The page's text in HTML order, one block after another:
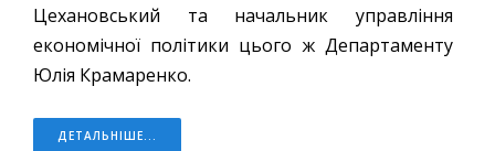
Цехановський та начальник управління
економічної політики цього ж Департаменту
Юлія Крамаренко.
ДЕТАЛЬНІШЕ...